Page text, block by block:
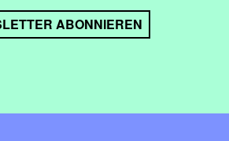
ABONNIEREN